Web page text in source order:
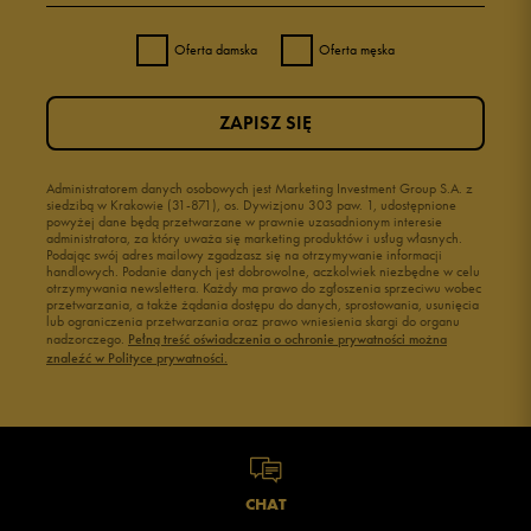
Oferta damska Oferta męska
Administratorem danych osobowych jest Marketing Investment Group S.A. z
siedzibą w Krakowie (31-871), os. Dywizjonu 303 paw. 1, udostępnione
powyżej dane będą przetwarzane w prawnie uzasadnionym interesie
administratora, za który uważa się marketing produktów i usług własnych.
Podając swój adres mailowy zgadzasz się na otrzymywanie informacji
handlowych. Podanie danych jest dobrowolne, aczkolwiek niezbędne w celu
otrzymywania newslettera. Każdy ma prawo do zgłoszenia sprzeciwu wobec
przetwarzania, a także żądania dostępu do danych, sprostowania, usunięcia
lub ograniczenia przetwarzania oraz prawo wniesienia skargi do organu
nadzorczego. Pełną treść oświadczenia o ochronie prywatności można
znaleźć w Polityce prywatności.
ZAPISZ SIĘ
CHAT